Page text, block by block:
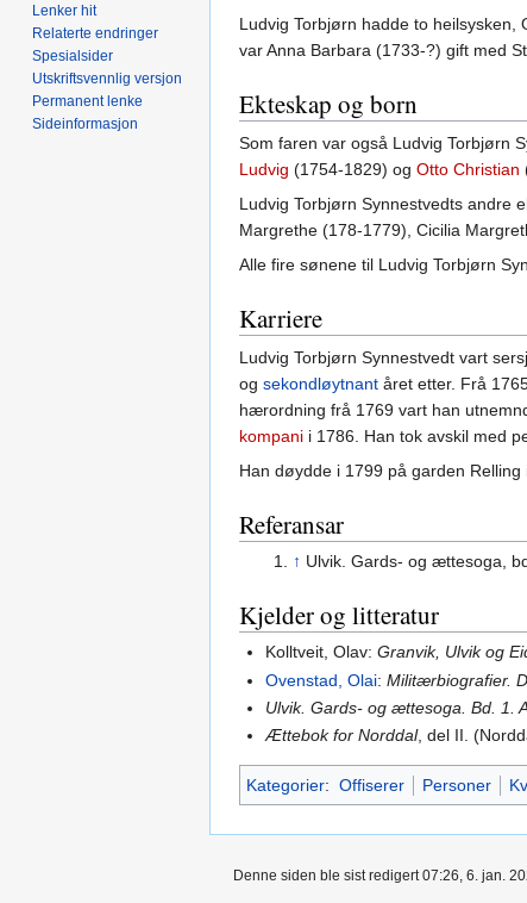
Ludvig Torbjørn hadde to
var Anna Barbara (1733-?) gift med
Ekteskap og born
Som faren var også Ludvig Torbjørn
Ludvig (1754-1829) og Otto Christian
Ludvig Torbjørn Synnestvedts andre
Margrethe (178-1779), Cicilia
Alle fire sønene til Ludvig Torbjørn
Karriere
Ludvig Torbjørn Synnestvedt vart
og sekondløytnant året etter. Frå
hærordning frå 1769 vart han
kompani i 1786. Han tok avskil med
Han døydde i 1799 på garden Relling
Referansar
↑ Ulvik. Gards- og ættesoga,
Kjelder og litteratur
Kolltveit, Olav:Granvik, Ulvik og
Ovenstad, Olai:Militærbiografier.
Ulvik. Gards- og ættesoga. Bd. 1.
Ættebok for Norddal, del II.
Kategorier: Offiserer Personer
Lenker hit
Relaterte endringer
Spesialsider
Utskriftsvennlig versjon
Permanent lenke
Sideinformasjon
Denne siden ble sist redigert 07:26, 6. jan.